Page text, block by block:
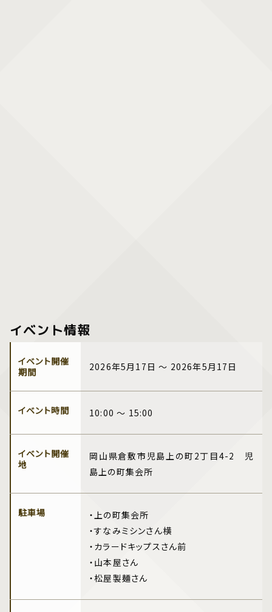
イベント情報
イベント開催
期間
2026年5月17日 ～ 2026年5月17日
イベント時間 10:00 ～ 15:00
イベント開催
地
岡山県倉敷市児島上の町2丁目4-2 児
島上の町集会所
駐車場
・上の町集会所
・すなみミシンさん横
・カラードキップスさん前
・山本屋さん
・松屋製麺さん